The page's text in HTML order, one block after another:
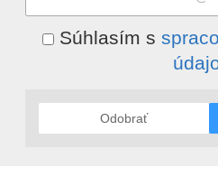
Súhlasím s
Odobrať